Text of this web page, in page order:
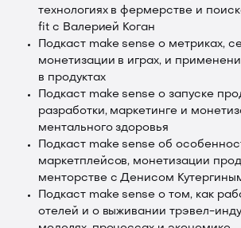
технологиях в фермерстве и
fit с Валерией Коган
Подкаст make sense о метриках,
монетизации в играх, и
в продуктах
Подкаст make sense о запуске
разработки, маркетинге и
ментального здоровья
Подкаст make sense об
маркетплейсов, монетизации
менторстве с Денисом
Подкаст make sense о том, как
отелей и о выживании трэвел-